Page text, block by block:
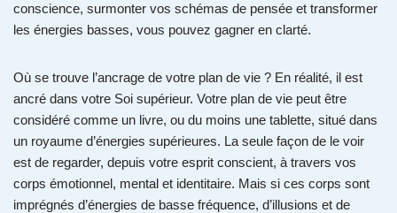
conscience, surmonter vos schémas de pensée et transformer
les énergies basses, vous pouvez gagner en clarté.
Où se trouve l’ancrage de votre plan de vie ? En réalité, il est
ancré dans votre Soi supérieur. Votre plan de vie peut être
considéré comme un livre, ou du moins une tablette, situé dans
un royaume d’énergies supérieures. La seule façon de le voir
est de regarder, depuis votre esprit conscient, à travers vos
corps émotionnel, mental et identitaire. Mais si ces corps sont
imprégnés d’énergies de basse fréquence, d’illusions et de